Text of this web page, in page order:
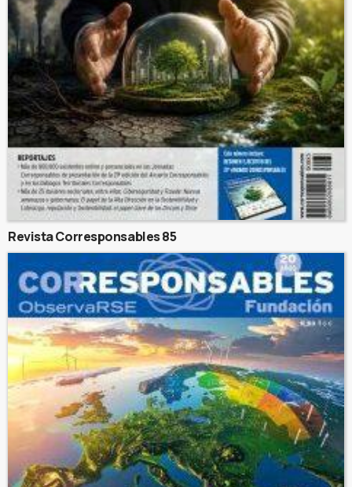
Revista Corresponsables 85